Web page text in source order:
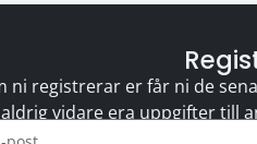
ni registrerar er får ni de
aldrig vidare era uppgifter till